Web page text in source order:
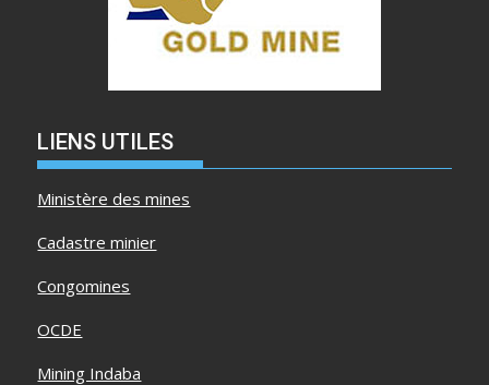
LIENS UTILES
Ministère des mines
Cadastre minier
Congomines
OCDE
Mining Indaba